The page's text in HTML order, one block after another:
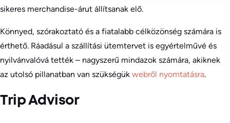
sikeres merchandise-árut állítsanak elő.
Könnyed, szórakoztató és a fiatalabb célközönség számára is
érthető. Ráadásul a szállítási ütemtervet is egyértelművé és
nyilvánvalóvá tették – nagyszerű mindazok számára, akiknek
az utolsó pillanatban van szükségük webről nyomtatásra.
Trip Advisor